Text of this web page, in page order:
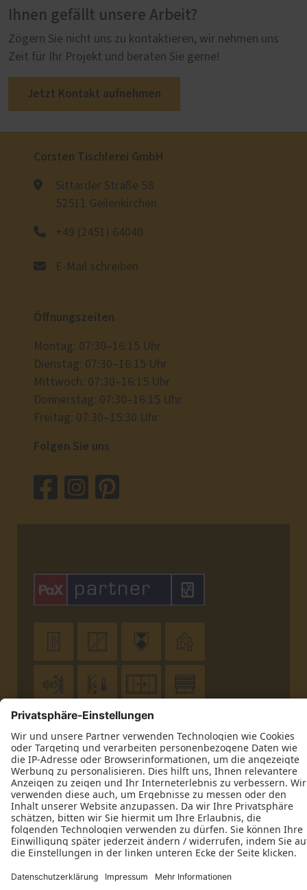
Ihnen gefällt unsere Arbeit?
Zögern Sie nicht uns zu kontaktieren, wir nehmen uns
Zeit für Ihr Projekt und beraten Sie gerne!
Jetzt Kontakt aufnehmen
Corsten Tischlerei GmbH
Sittarder Straße 58
52511 Geilenkirchen
+49 (2451) 64040
E-Mail schreiben
Öffnungszeiten
Montag: 07:30–16:15 Uhr
Dienstag: 07:30–16:15 Uhr
Mittwoch: 07:30–16:15 Uhr
Donnerstag: 07:30–16:15 Uhr
Freitag: 07:30–15:30 Uhr
Folgen Sie uns
  
   
 
Impressum Datenschutz
Kontakt
Corsten Tischlerei GmbH © 2026